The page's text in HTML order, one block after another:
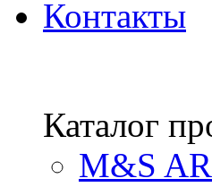
Контакты
Каталог
М&S